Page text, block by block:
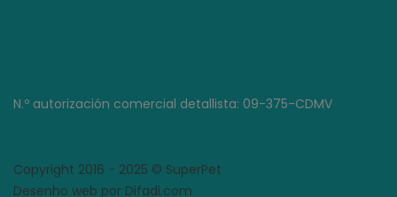
N.º autorización comercial detallista: 09-375-CDMV
Copyright 2016 - 2025 © SuperPet
Desenho web por Difadi.com